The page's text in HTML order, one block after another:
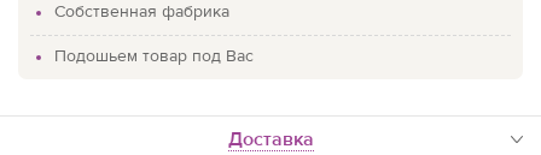
Собственная фабрика
Подошьем товар под Вас
доставка